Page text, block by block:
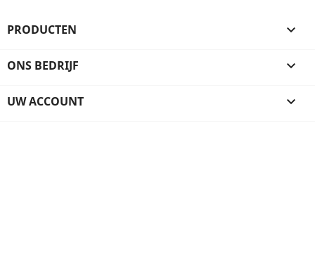
PRODUCTEN 
ONS BEDRIJF 
UW ACCOUNT 